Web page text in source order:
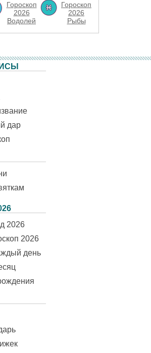
Гороскоп
2026
Водолей
Гороскоп
2026
Рыбы
дар
2026
2026
день